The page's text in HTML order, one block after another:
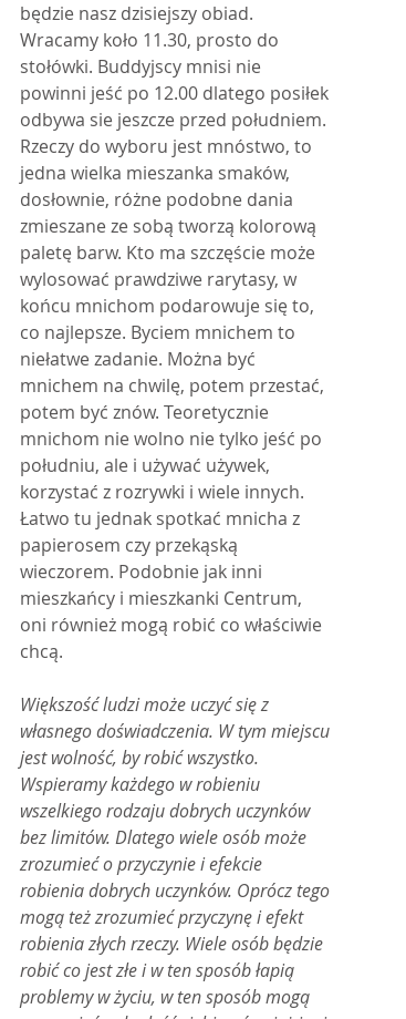
będzie nasz dzisiejszy obiad.
Wracamy koło 11.30, prosto do
stołówki. Buddyjscy mnisi nie
powinni jeść po 12.00 dlatego posiłek
odbywa sie jeszcze przed południem.
Rzeczy do wyboru jest mnóstwo, to
jedna wielka mieszanka smaków,
dosłownie, różne podobne dania
zmieszane ze sobą tworzą kolorową
paletę barw. Kto ma szczęście może
wylosować prawdziwe rarytasy, w
końcu mnichom podarowuje się to,
co najlepsze. Byciem mnichem to
niełatwe zadanie. Można być
mnichem na chwilę, potem przestać,
potem być znów. Teoretycznie
mnichom nie wolno nie tylko jeść po
południu, ale i używać używek,
korzystać z rozrywki i wiele innych.
Łatwo tu jednak spotkać mnicha z
papierosem czy przekąską
wieczorem. Podobnie jak inni
mieszkańcy i mieszkanki Centrum,
oni również mogą robić co właściwie
chcą.
Większość ludzi może uczyć się z
własnego doświadczenia. W tym miejscu
jest wolność, by robić wszystko.
Wspieramy każdego w robieniu
wszelkiego rodzaju dobrych uczynków
bez limitów. Dlatego wiele osób może
zrozumieć o przyczynie i efekcie
robienia dobrych uczynków. Oprócz tego
mogą też zrozumieć przyczynę i efekt
robienia złych rzeczy. Wiele osób będzie
robić co jest złe i w ten sposób łapią
problemy w życiu, w ten sposób mogą